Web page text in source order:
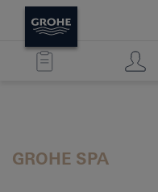
GROHE SPA